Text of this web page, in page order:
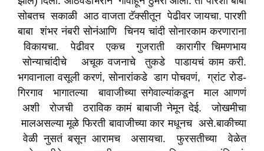
सोबतच सकाळी आठ वाजता टॅक्सीतून पेढीवर जायचा. पारशी
बाबा शंभर नंबरी सोनंआणि चिनय चांदी सोनारकाम करणाराना
विकायचा. पेढीवर एकच गुजराती कारागीर चिमणभाय
सोन्याचांदीचे अचूक वजनाचे तुकडे पाडायचं काम करी.
भगवानाला वसूली करणं, सोनारांकडे डाग पोचवणं, ग्रांट रोड-
गिरगाव भागातल्या बावाजीच्या सगेवाल्यांकडून माल आणणं
अशी रोजची ठराविक कामं बाबाजी नेमून देई. जोखमीचा
मालअसल्या मूळे फिरती बावाजीच्या कार मधूनच असे.बाकीच्या
वेळी नुसतं बसून आरामच असायचा. फुरसतीच्या वेळेत